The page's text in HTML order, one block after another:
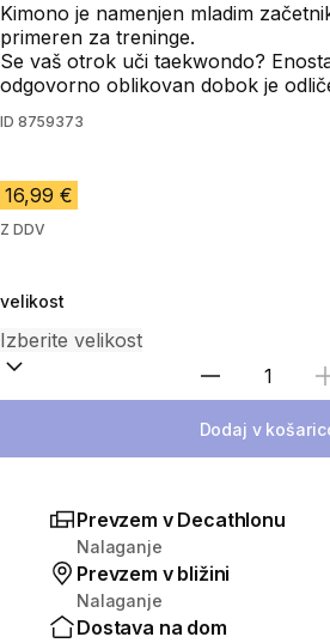
Kimono je namenjen mladim
primeren za treninge.
Se vaš otrok uči taekwondo?
odgovorno oblikovan dobok je
ID 8759373
16,99 €
Z DDV
velikost
Izberite
Dodaj v
Prevzem v Decathlonu
Nalaganje
Prevzem v bližini
Nalaganje
Dostava na dom